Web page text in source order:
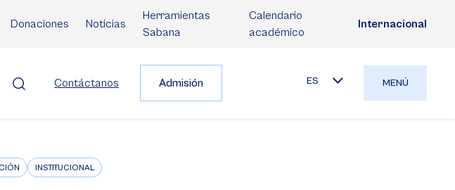
Donaciones Noticias
Herramientas
Sabana
Calendario
académico
Internacional
Contáctanos Admisión ES MENÚ
INSTITUCIONAL